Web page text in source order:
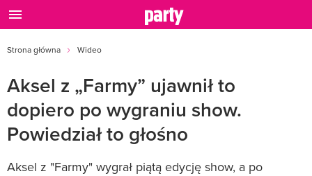
Strona główna Wideo
Aksel z „Farmy” ujawnił to
dopiero po wygraniu show.
Powiedział to głośno
Aksel z "Farmy" wygrał piątą edycję show, a po